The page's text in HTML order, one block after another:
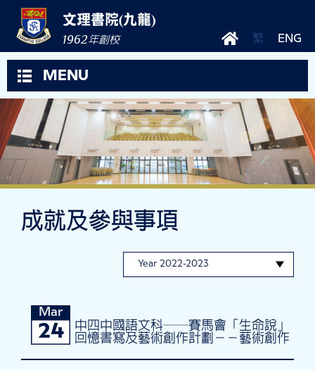
文理書院(九龍)
1962年創校 繁 ENG
MENU
成就及參與事項
Mar
24
中四中國語文科──賽馬會「生命說」
回憶書寫及藝術創作計劃－－藝術創作